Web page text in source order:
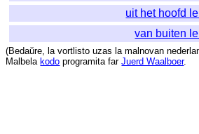
uit het hoofd
van buiten
(Bedaŭre, la vortlisto uzas la malnovan
Malbela kodo programita far Juerd Waalboer.